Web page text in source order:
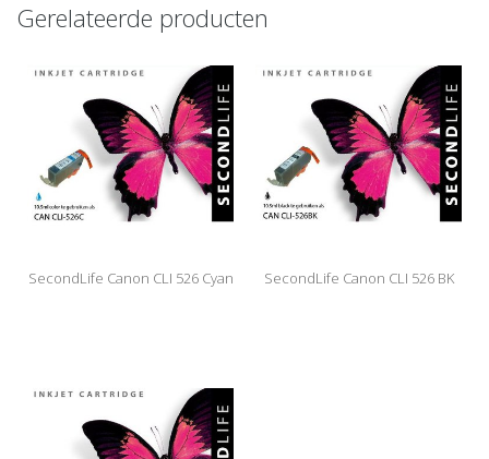
Gerelateerde producten
SecondLife Canon CLI 526 Cyan SecondLife Canon CLI 526 BK